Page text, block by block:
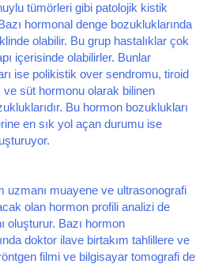
tümörleri gibi patolojik kistik
hormonal denge bozukluklarında
olabilir. Bu grup hastalıklar çok
içerisinde olabilirler. Bunlar
ise polikistik over sendromu, tiroid
süt hormonu olarak bilinen
Bu hormon bozuklukları
en sık yol açan durumu ise
uzmanı muayene ve ultrasonografi
olan hormon profili analizi de
oluşturur. Bazı hormon
doktor ilave birtakım tahlillere ve
filmi ve bilgisayar tomografi de